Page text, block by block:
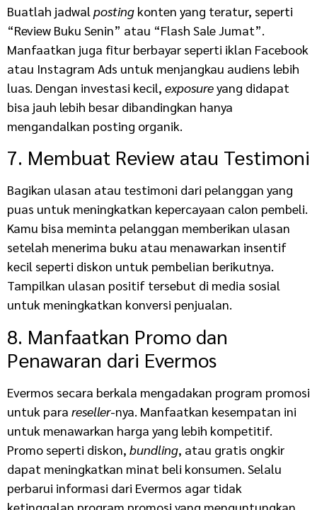
Buatlah jadwalposting konten yang teratur, seperti
“Review Buku Senin” atau “Flash Sale Jumat”.
Manfaatkan juga fitur berbayar seperti iklan Facebook
atau Instagram Ads untuk menjangkau audiens lebih
luas. Dengan investasi kecil, exposureyang didapat
bisa jauh lebih besar dibandingkan hanya
mengandalkan posting organik.
7. Membuat Review atau Testimoni
Bagikan ulasan atau testimoni dari pelanggan yang
puas untuk meningkatkan kepercayaan calon pembeli.
Kamu bisa meminta pelanggan memberikan ulasan
setelah menerima buku atau menawarkan insentif
kecil seperti diskon untuk pembelian berikutnya.
Tampilkan ulasan positif tersebut di media sosial
untuk meningkatkan konversi penjualan.
8. Manfaatkan Promo dan
Penawaran dari Evermos
Evermos secara berkala mengadakan program promosi
untuk para reseller-nya. Manfaatkan kesempatan ini
untuk menawarkan harga yang lebih kompetitif.
Promo seperti diskon, bundling, atau gratis ongkir
dapat meningkatkan minat beli konsumen. Selalu
perbarui informasi dari Evermos agar tidak
ketinggalan program promosi yang menguntungkan